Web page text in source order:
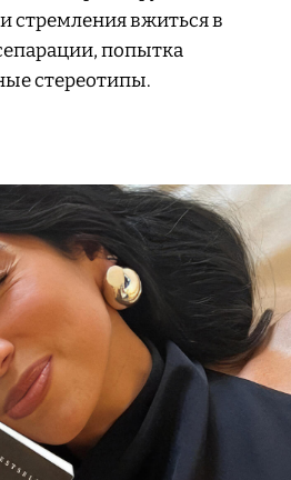
стремления вжиться в
попытка
стереотипы.